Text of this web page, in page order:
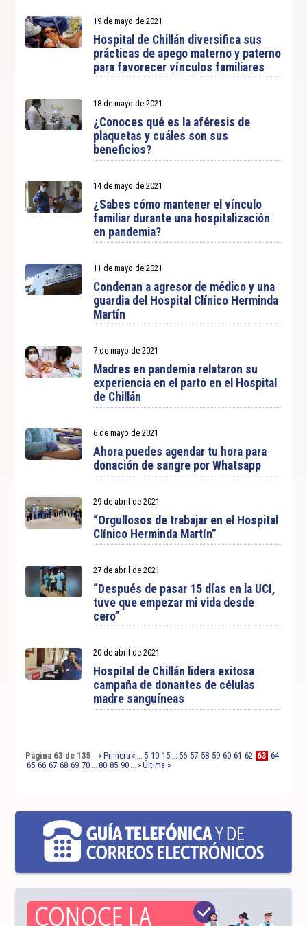
19 de mayo de 2021
Hospital de Chillán diversifica sus
prácticas de apego materno y paterno
para favorecer vínculos familiares
18 de mayo de 2021
¿Conoces qué es la aféresis de
plaquetas y cuáles son sus
beneficios?
14 de mayo de 2021
¿Sabes cómo mantener el vínculo
familiar durante una hospitalización
en pandemia?
11 de mayo de 2021
Condenan a agresor de médico y una
guardia del Hospital Clínico Herminda
Martín
7 de mayo de 2021
Madres en pandemia relataron su
experiencia en el parto en el Hospital
de Chillán
6 de mayo de 2021
Ahora puedes agendar tu hora para
donación de sangre por Whatsapp
29 de abril de 2021
“Orgullosos de trabajar en el Hospital
Clínico Herminda Martín”
27 de abril de 2021
“Después de pasar 15 días en la UCI,
tuve que empezar mi vida desde
cero”
20 de abril de 2021
Hospital de Chillán lidera exitosa
campaña de donantes de células
madre sanguíneas
Página 63 de 135 « Primera « 5 10 15 56 57 58 59 60 61 62 63 64
65 66 67 68 69 70 80 85 90 »Última »